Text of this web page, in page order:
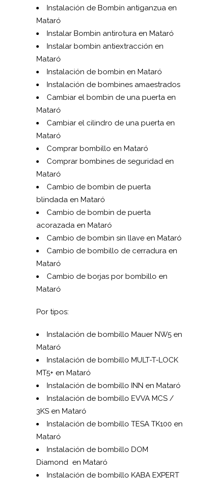
Instalación de Bombín antiganzua en
Mataró
Instalar Bombin antirotura en Mataró
Instalar bombin antiextracción en
Mataró
Instalación de bombin en Mataró
Instalación de bombines amaestrados
Cambiar el bombin de una puerta en
Mataró
Cambiar el cilindro de una puerta en
Mataró
Comprar bombillo en Mataró
Comprar bombines de seguridad en
Mataró
Cambio de bombin de puerta
blindada en Mataró
Cambio de bombin de puerta
acorazada en Mataró
Cambio de bombin sin llave en Mataró
Cambio de bombillo de cerradura en
Mataró
Cambio de borjas por bombillo en
Mataró
Por tipos:
Instalación de bombillo Mauer NW5 en
Mataró
Instalación de bombillo MUL­T-T-LOCK
MT5+ en Mataró
Instalación de bombillo INN en Mataró
Instalación de bombillo EVVA MCS /
3KS en Mataró
Instalación de bombillo TESA TK100 en
Mataró
Instalación de bombillo DOM
Diamond en Mataró
Instalación de bombillo KABA EXPERT